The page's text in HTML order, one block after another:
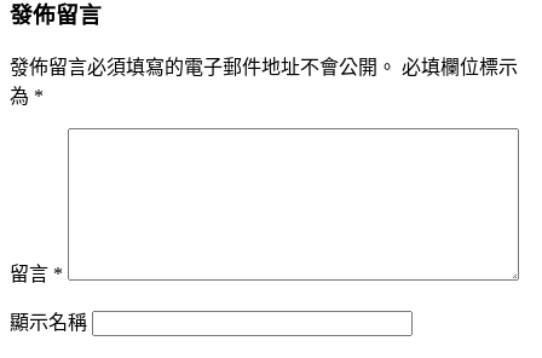
發佈留言
發佈留言必須填寫的電子郵件地址不會公開。 必填欄位標示
為 *
留言 *
顯示名稱